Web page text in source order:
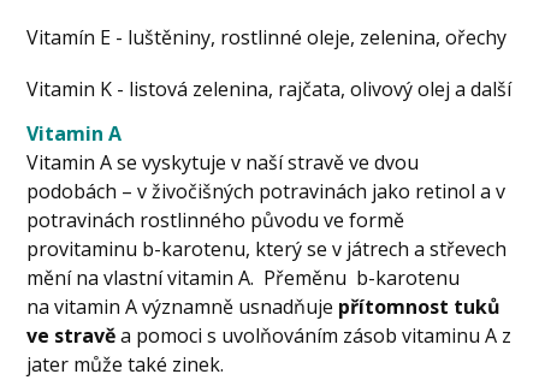
Vitamín E - luštěniny, rostlinné oleje, zelenina, ořechy
Vitamin K - listová zelenina, rajčata, olivový olej a další
Vitamin A
Vitamin A se vyskytuje v naší stravě ve dvou
podobách – v živočišných potravinách jako retinol a v
potravinách rostlinného původu ve formě
provitaminu b-karotenu, který se v játrech a střevech
mění na vlastní vitamin A. Přeměnu b-karotenu
na vitamin A významně usnadňuje přítomnost tuků
ve stravěa pomoci s uvolňováním zásob vitaminu A z
jater může také zinek.